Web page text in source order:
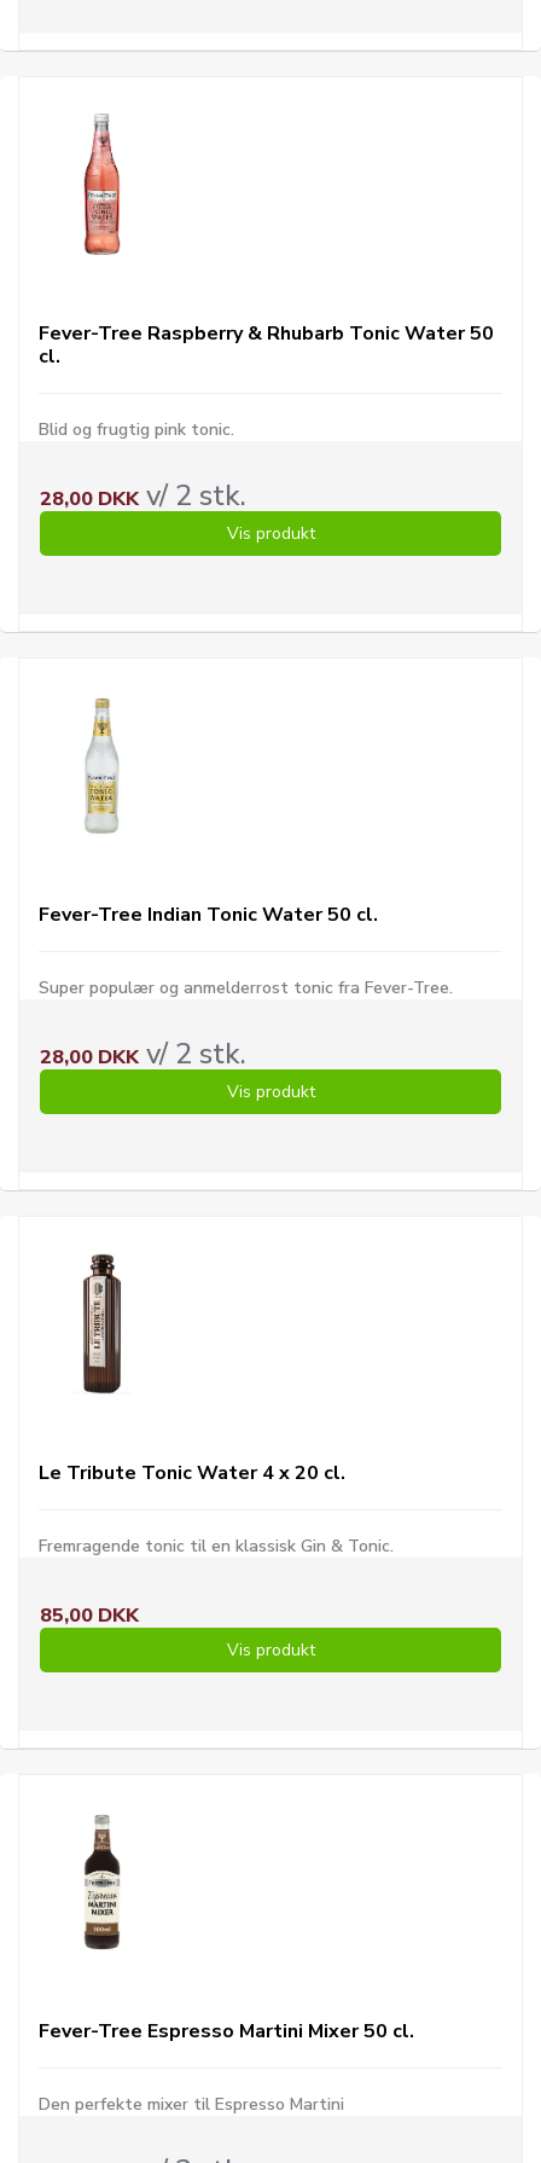
Fever-Tree Raspberry & Rhubarb Tonic Water 50
cl.
Blid og frugtig pink tonic.
28,00 DKKv/ 2 stk.
Vis produkt
Fever-Tree Indian Tonic Water 50 cl.
Super populær og anmelderrost tonic fra Fever-Tree.
28,00 DKKv/ 2 stk.
Vis produkt
Le Tribute Tonic Water 4 x 20 cl.
Fremragende tonic til en klassisk Gin & Tonic.
85,00 DKK
Vis produkt
Fever-Tree Espresso Martini Mixer 50 cl.
Den perfekte mixer til Espresso Martini